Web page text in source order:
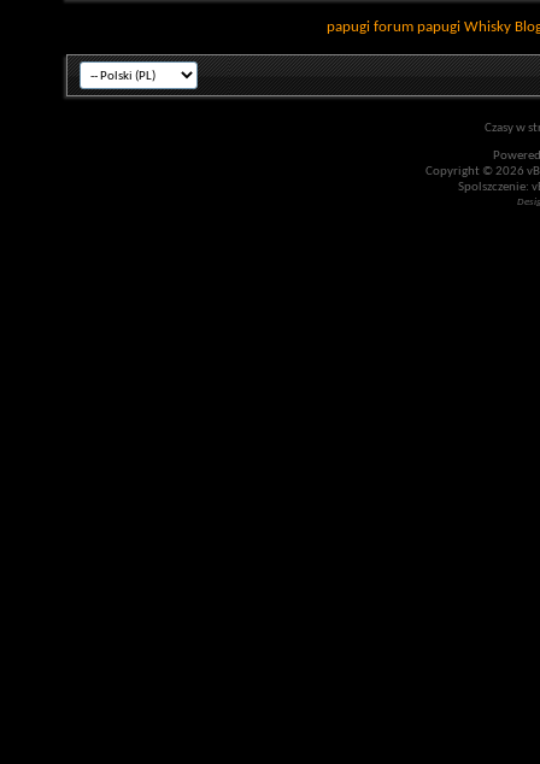
papugi forum papugi Whisky
Czasy w
Copyright © 2026
Spolszczenie: